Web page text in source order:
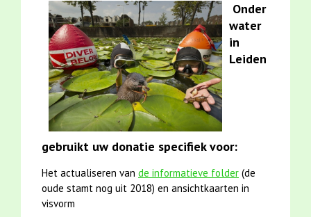
Onder
water
in
Leiden
gebruikt uw donatie specifiek voor:
Het actualiseren van de informatieve folder (de
oude stamt nog uit 2018) en ansichtkaarten in
visvorm